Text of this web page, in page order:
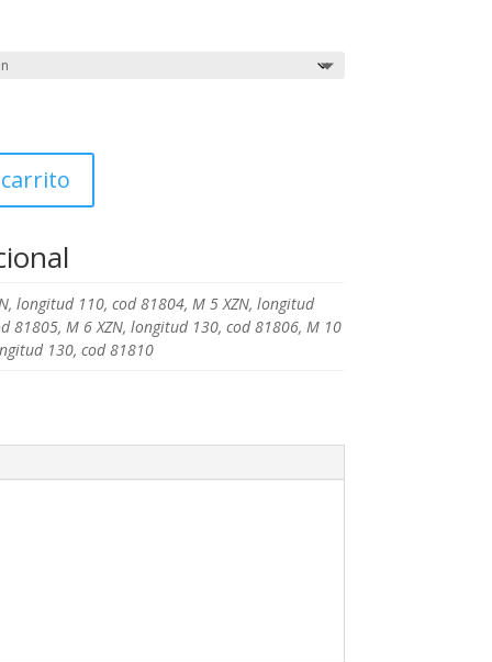
longitud 110, cod 81804, M 5 XZN, longitud
81805, M 6 XZN, longitud 130, cod 81806, M 10
130, cod 81810